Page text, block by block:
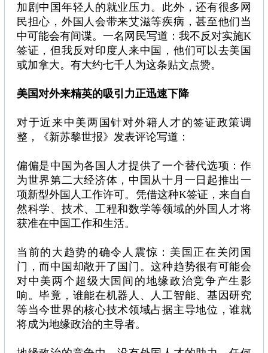
加剧中国年轻人的就业压力。此外，还有很多网
民担心，外国人会带来艾滋等疾病，甚至他们当
中可能会有间谍。一名网民写道：我不反对实施K
签证，但我反对印度人来中国，他们可以去美国
或加拿大。有大约七千人为这条贴文点赞。
美国对外来精英的吸引力正迅速下降
对于近来中美两国针对外籍人才的签证政策调
整，《新苏黎世报》发表评论写道：
偏偏是中国为各国人才提供了一个替代选项：作
为世界第二大经济体，中国从十月一日起推出一
项新型外国人工作许可。凭借这种K签证，来自自
然科学、技术、工程和数学等领域的外国人才将
获准在中国工作和生活。
当前的大趋势的确令人震惊：美国正在关闭国
门，而中国却敞开了国门。这种趋势很有可能会
对中美两个超级大国间的地缘政治竞争产生影
响。毕竟，谁能在机器人、人工智能、基因研究
等当今世界的核心技术领域占据主导地位，谁就
将成为地缘政治的主导者。